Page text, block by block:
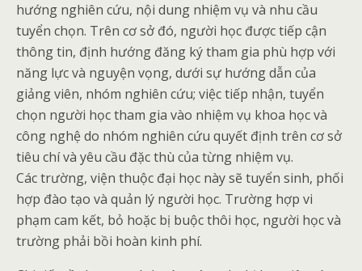
hướng nghiên cứu, nội dung nhiệm vụ và nhu cầu
tuyển chọn. Trên cơ sở đó, người học được tiếp cận
thông tin, định hướng đăng ký tham gia phù hợp với
năng lực và nguyện vọng, dưới sự hướng dẫn của
giảng viên, nhóm nghiên cứu; việc tiếp nhận, tuyển
chọn người học tham gia vào nhiệm vụ khoa học và
công nghệ do nhóm nghiên cứu quyết định trên cơ sở
tiêu chí và yêu cầu đặc thù của từng nhiệm vụ.
Các trường, viện thuộc đại học này sẽ tuyển sinh, phối
hợp đào tạo và quản lý người học. Trường hợp vi
phạm cam kết, bỏ hoặc bị buộc thôi học, người học và
trường phải bồi hoàn kinh phí.